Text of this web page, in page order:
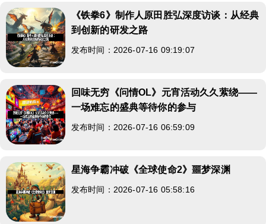
《铁拳6》制作人原田胜弘深度访谈：从经典
到创新的研发之路
发布时间：2026-07-16 09:19:07
回味无穷《问情OL》元宵活动久久萦绕——
一场难忘的盛典等待你的参与
发布时间：2026-07-16 06:59:09
星海争霸冲破《全球使命2》噩梦深渊
发布时间：2026-07-16 05:58:16